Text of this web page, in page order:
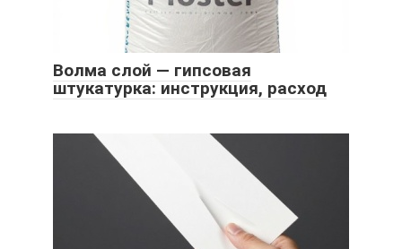
Волма слой — гипсовая
штукатурка: инструкция, расход